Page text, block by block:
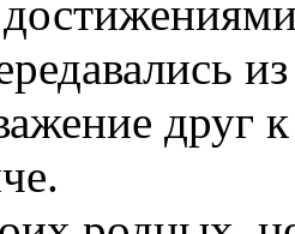
друг